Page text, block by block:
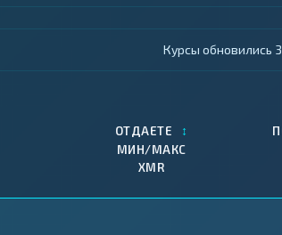
Курсы обновились
ОТДАЕТЕ ↕
МИН/МАКС
XMR